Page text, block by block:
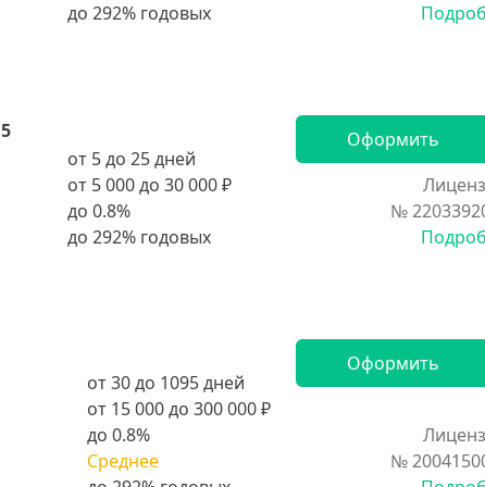
5
от 5 до 25 дней
от 5 000 до 30 000 ₽
до 0.8%
Оформить
№
от 30 до 1095 дней
от 15 000 до 300 000 ₽
до 0.8%
Среднее
Оформить
№